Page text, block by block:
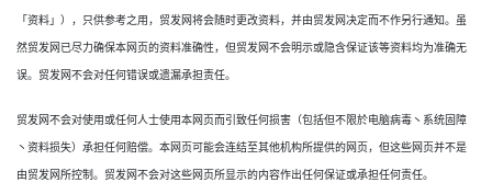
「资料」），只供参考之用，贸发网将会随时更改资料，并由贸发网决定而不作另行通知。虽
然贸发网已尽力确保本网页的资料准确性，但贸发网不会明示或隐含保证该等资料均为准确无
误。贸发网不会对任何错误或遗漏承担责任。
贸发网不会对使用或任何人士使用本网页而引致任何损害（包括但不限於电脑病毒丶系统固障
丶资料损失）承担任何赔偿。本网页可能会连结至其他机构所提供的网页，但这些网页并不是
由贸发网所控制。贸发网不会对这些网页所显示的内容作出任何保证或承担任何责任。